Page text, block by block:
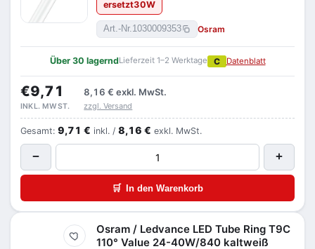
ersetzt30W
Art.-Nr.1030009353 Osram
Über 30 lagerndLieferzeit 1–2 Werktage C Datenblatt
€9,71 8,16 € exkl. MwSt.
INKL. MWST. zzgl. Versand
Gesamt: 9,71 € inkl. / 8,16 € exkl. MwSt.
− +
🛒 In den Warenkorb
Merken
Osram / Ledvance LED Tube Ring T9C
110° Value 24-40W/840 kaltweiß